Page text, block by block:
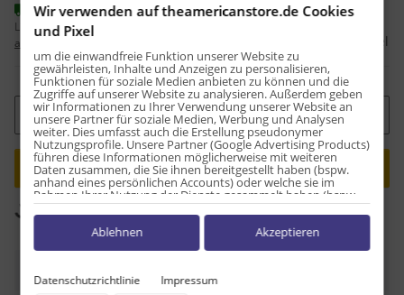
Sofort verfügbar
Lieferzeit:1 - 2 Werktage
abweichend)
Frage zum Artikel
Stk
Loading... Komponenten werden geladen ...
Wir verwenden auf theamericanstore.de Cookies
und Pixel
um die einwandfreie Funktion unserer Website zu
gewährleisten, Inhalte und Anzeigen zu personalisieren,
Funktionen für soziale Medien anbieten zu können und die
Zugriffe auf unserer Website zu analysieren. Außerdem geben
wir Informationen zu Ihrer Verwendung unserer Website an
unsere Partner für soziale Medien, Werbung und Analysen
weiter. Dies umfasst auch die Erstellung pseudonymer
Nutzungsprofile. Unsere Partner (Google Advertising Products)
führen diese Informationen möglicherweise mit weiteren
Daten zusammen, die Sie ihnen bereitgestellt haben (bspw.
anhand eines persönlichen Accounts) oder welche sie im
Rahmen Ihrer Nutzung der Dienste gesammelt haben (bspw.
Nutzungsdaten anderer Geräte). Ihre Einwilligung zur Nutzung
von Cookies und Pixeln können Sie jederzeit widerrufen,
indem Sie auf den Datenschutz-Button links unten klicken und
dort die entsprechenden Anpassungen vornehmen.
Zwecke der Datenverarbeitung durch unsere Partner:
Datenschutzrichtlinie Impressum
Ablehnen Akzeptieren